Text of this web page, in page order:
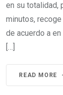
en su totalidad,
minutos,
de acuerdo a
[…]
READ MORE